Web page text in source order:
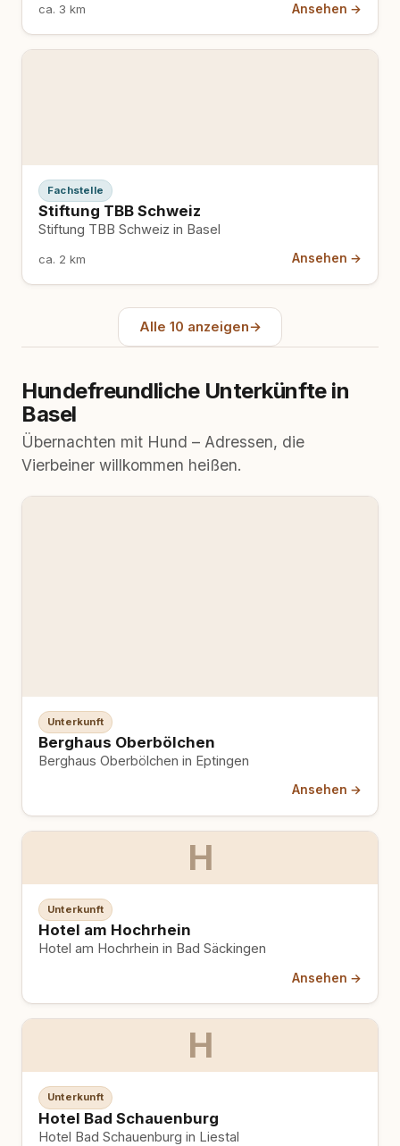
ca. 3 km Ansehen →
Fachstelle
Stiftung TBB Schweiz
Stiftung TBB Schweiz in Basel
ca. 2 km Ansehen →
Alle 10 anzeigen→
Hundefreundliche Unterkünfte in
Basel
Übernachten mit Hund – Adressen, die
Vierbeiner willkommen heißen.
Unterkunft
Berghaus Oberbölchen
Berghaus Oberbölchen in Eptingen
Ansehen →
H
Unterkunft
Hotel am Hochrhein
Hotel am Hochrhein in Bad Säckingen
Ansehen →
H
Unterkunft
Hotel Bad Schauenburg
Hotel Bad Schauenburg in Liestal